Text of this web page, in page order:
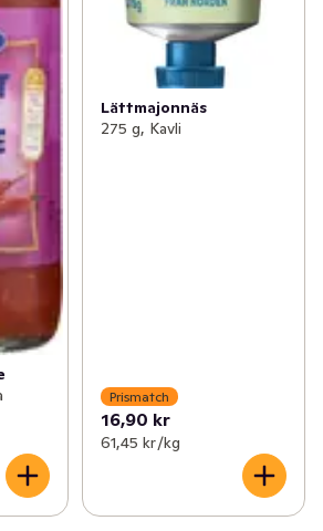
Lättmajonnäs
275 g, Kavli
Prismatch
16,90 kr
61,45 kr /kg